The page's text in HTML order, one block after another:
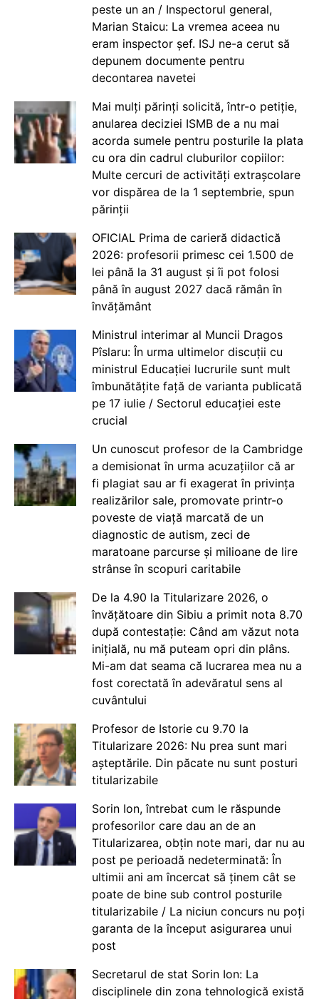
peste un an / Inspectorul general,
Marian Staicu: La vremea aceea nu
eram inspector șef. ISJ ne-a cerut să
depunem documente pentru
decontarea navetei
Mai mulți părinți solicită, într-o petiție,
anularea deciziei ISMB de a nu mai
acorda sumele pentru posturile la plata
cu ora din cadrul cluburilor copiilor:
Multe cercuri de activități extrașcolare
vor dispărea de la 1 septembrie, spun
părinții
OFICIAL Prima de carieră didactică
2026: profesorii primesc cei 1.500 de
lei până la 31 august și îi pot folosi
până în august 2027 dacă rămân în
învățământ
Ministrul interimar al Muncii Dragos
Pîslaru: În urma ultimelor discuții cu
ministrul Educației lucrurile sunt mult
îmbunătățite față de varianta publicată
pe 17 iulie / Sectorul educației este
crucial
Un cunoscut profesor de la Cambridge
a demisionat în urma acuzațiilor că ar
fi plagiat sau ar fi exagerat în privința
realizărilor sale, promovate printr-o
poveste de viață marcată de un
diagnostic de autism, zeci de
maratoane parcurse și milioane de lire
strânse în scopuri caritabile
De la 4.90 la Titularizare 2026, o
învățătoare din Sibiu a primit nota 8.70
după contestație: Când am văzut nota
inițială, nu mă puteam opri din plâns.
Mi-am dat seama că lucrarea mea nu a
fost corectată în adevăratul sens al
cuvântului
Profesor de Istorie cu 9.70 la
Titularizare 2026: Nu prea sunt mari
așteptările. Din păcate nu sunt posturi
titularizabile
Sorin Ion, întrebat cum le răspunde
profesorilor care dau an de an
Titularizarea, obțin note mari, dar nu au
post pe perioadă nedeterminată: În
ultimii ani am încercat să ținem cât se
poate de bine sub control posturile
titularizabile / La niciun concurs nu poți
garanta de la început asigurarea unui
post
Secretarul de stat Sorin Ion: La
disciplinele din zona tehnologică există